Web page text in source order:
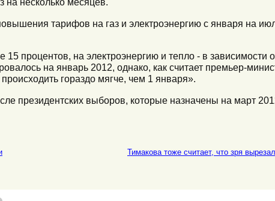
тарифов на газ и электроэнергию с января на
процентов, на электроэнергию и тепло - в зависимости
на январь 2012, однако, как считает премьер-
гораздо мягче, чем 1 января».
президентских выборов, которые назначены на март
Тимакова тоже считает, что зря